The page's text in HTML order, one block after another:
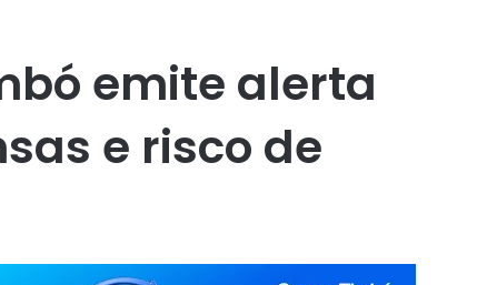
emite alerta
e risco de